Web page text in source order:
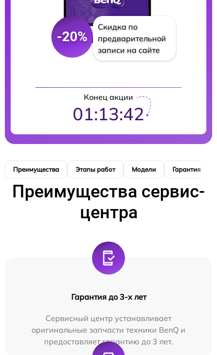
-20%
Скидка по
предварительной
записи на сайте
Конец акции
01:13:41
Преимущества Этапы работ Модели Гарантия
Преимущества сервис-
центра
Гарантия до 3-х лет
Сервисный центр устанавливает
оригинальные запчасти техники BenQ и
предоставляет гарантию до 3 лет.